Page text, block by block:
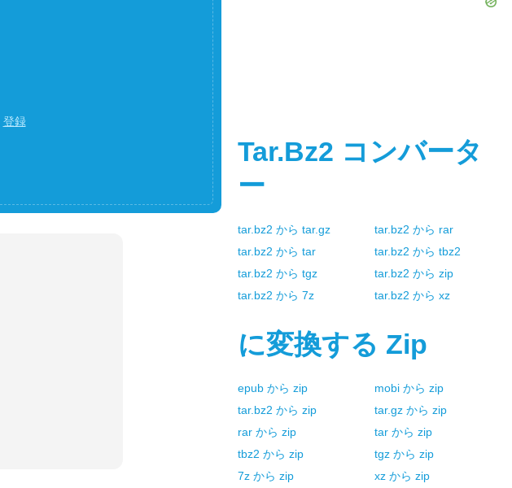
登録
Tar.bz2 コンバータ
ー
tar.bz2 から tar.gz tar.bz2 から rar
tar.bz2 から tar tar.bz2 から tbz2
tar.bz2 から tgz tar.bz2 から zip
tar.bz2 から 7z tar.bz2 から xz
に変換する Zip
epub から zip mobi から zip
tar.bz2 から zip tar.gz から zip
rar から zip tar から zip
tbz2 から zip tgz から zip
7z から zip xz から zip